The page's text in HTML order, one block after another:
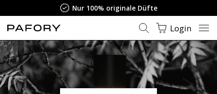
Zufriedenheitsgarantie
Login